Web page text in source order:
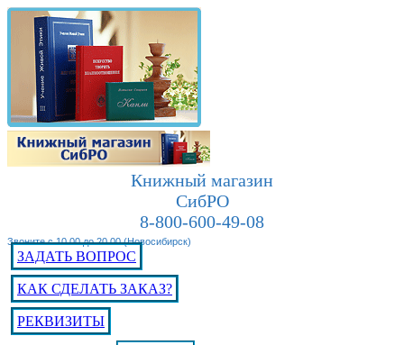
Книжный магазин
СибРО
8-800-600-49-08
Звоните с 10.00 до 20.00 (Новосибирск)
ЗАДАТЬ ВОПРОС
КАК СДЕЛАТЬ ЗАКАЗ?
РЕКВИЗИТЫ